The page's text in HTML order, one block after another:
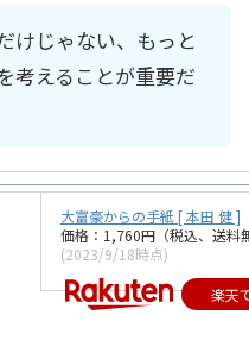
けじゃない、もっと
考えることが重要だ
大富豪からの手紙 [ 本田 健 ]
価格：1,760円（税込、送料
(2023/9/18時点)
楽天